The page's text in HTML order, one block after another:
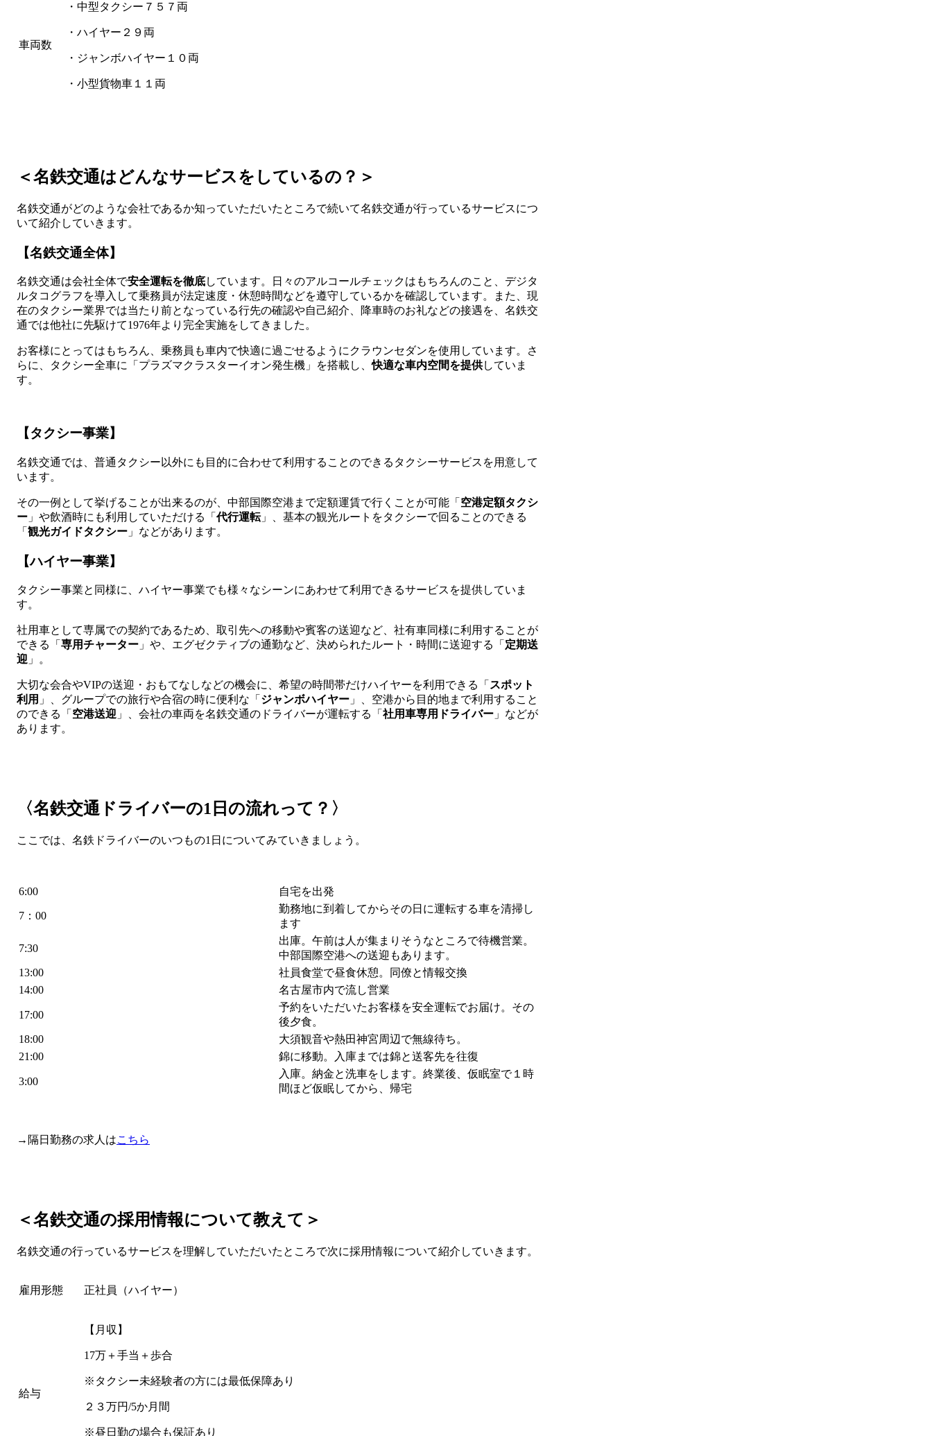
車両数
・中型タクシー７５７両
・ハイヤー２９両
・ジャンボハイヤー１０両
・小型貨物車１１両
＜名鉄交通はどんなサービスをしているの？＞
名鉄交通がどのような会社であるか知っていただいたところで続いて名鉄交通が行っているサービスにつ
いて紹介していきます。
【名鉄交通全体】
名鉄交通は会社全体で安全運転を徹底しています。日々のアルコールチェックはもちろんのこと、デジタ
ルタコグラフを導入して乗務員が法定速度・休憩時間などを遵守しているかを確認しています。また、現
在のタクシー業界では当たり前となっている行先の確認や自己紹介、降車時のお礼などの接遇を、名鉄交
通では他社に先駆けて1976年より完全実施をしてきました。
お客様にとってはもちろん、乗務員も車内で快適に過ごせるようにクラウンセダンを使用しています。さ
らに、タクシー全車に「プラズマクラスターイオン発生機」を搭載し、快適な車内空間を提供していま
す。
【タクシー事業】
名鉄交通では、普通タクシー以外にも目的に合わせて利用することのできるタクシーサービスを用意して
います。
その一例として挙げることが出来るのが、中部国際空港まで定額運賃で行くことが可能「 空港定額タクシ
ー 」や飲酒時にも利用していただける「代行運転」、基本の観光ルートをタクシーで回ることのできる
「 観光ガイドタクシー 」などがあります。
【ハイヤー事業】
タクシー事業と同様に、ハイヤー事業でも様々なシーンにあわせて利用できるサービスを提供していま
す。
社用車として専属での契約であるため、取引先への移動や賓客の送迎など、社有車同様に利用することが
できる「 専用チャーター 」や、エグゼクティブの通勤など、決められたルート・時間に送迎する「 定期送
迎 」。
大切な会合やVIPの送迎・おもてなしなどの機会に、希望の時間帯だけハイヤーを利用できる「 スポット
利用 」、グループでの旅行や合宿の時に便利な「 ジャンボハイヤー 」、空港から目的地まで利用すること
のできる「 空港送迎 」、会社の車両を名鉄交通のドライバーが運転する「 社用車専用ドライバー 」などが
あります。
〈名鉄交通ドライバーの1日の流れって？〉
ここでは、名鉄ドライバーのいつもの1日についてみていきましょう。
6:00 自宅を出発
7：00
勤務地に到着してからその日に運転する車を清掃し
ます
7:30
出庫。午前は人が集まりそうなところで待機営業。
中部国際空港への送迎もあります。
13:00
社員食堂で昼食休憩。同僚と情報交換
14:00
名古屋市内で流し営業
17:00
予約をいただいたお客様を安全運転でお届け。その
後夕食。
18:00
大須観音や熱田神宮周辺で無線待ち。
21:00
錦に移動。入庫までは錦と送客先を往復
3:00
入庫。納金と洗車をします。終業後、仮眠室で１時
間ほど仮眠してから、帰宅
→隔日勤務の求人はこちら
＜名鉄交通の採用情報について教えて＞
名鉄交通の行っているサービスを理解していただいたところで次に採用情報について紹介していきます。
雇用形態 正社員（ハイヤー）
給与
【月収】
17万＋手当＋歩合
※タクシー未経験者の方には最低保障あり
２３万円/5か月間
※昼日勤の場合も保証あり